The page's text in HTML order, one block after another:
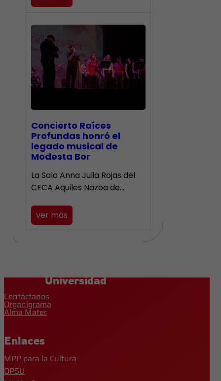
​Concierto Raíces
Profundas honró el
legado musical de
Modesta Bor
La Sala Anna Julia Rojas del
CECA Aquiles Nazoa de…
ver más
Universidad
Contáctanos
Organigrama
Alma Mater
Enlaces
MPP para la Cultura
OPSU